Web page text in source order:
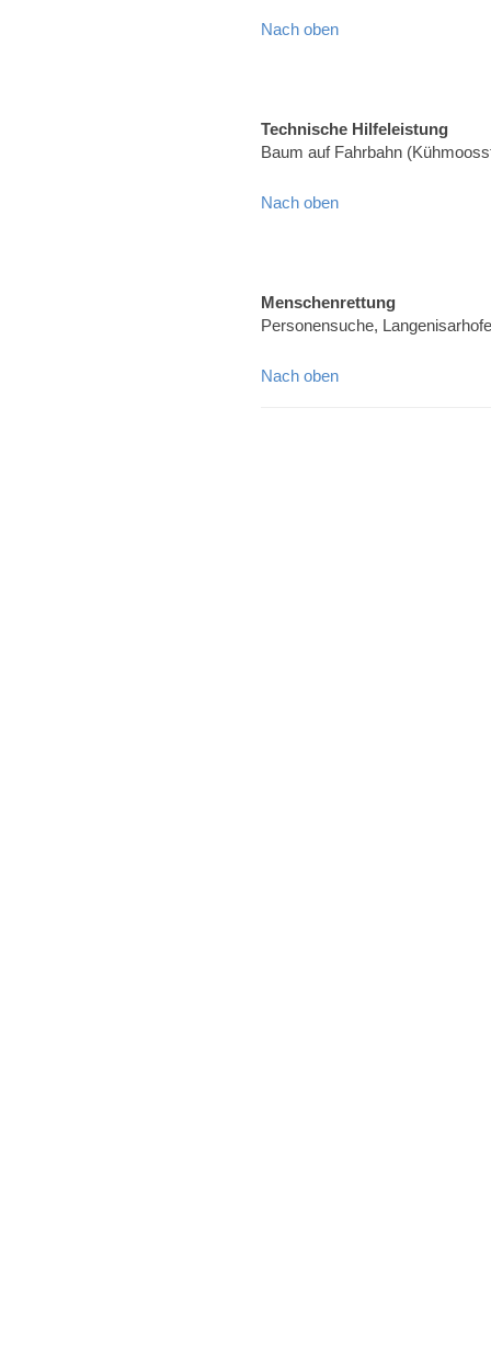
Nach oben
Technische Hilfeleistung
Baum auf Fahrbahn
Nach oben
Menschenrettung
Personensuche,
Nach oben